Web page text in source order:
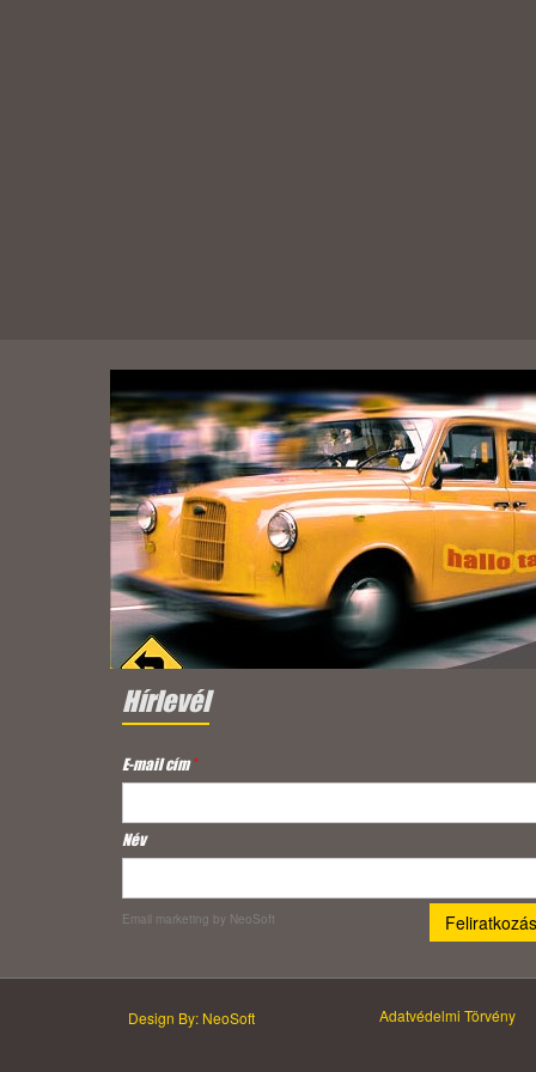
Hírlevél
E-mail cím*
Név
Email marketing by NeoSoft
Design By: NeoSoft Adatvédelmi Törvény